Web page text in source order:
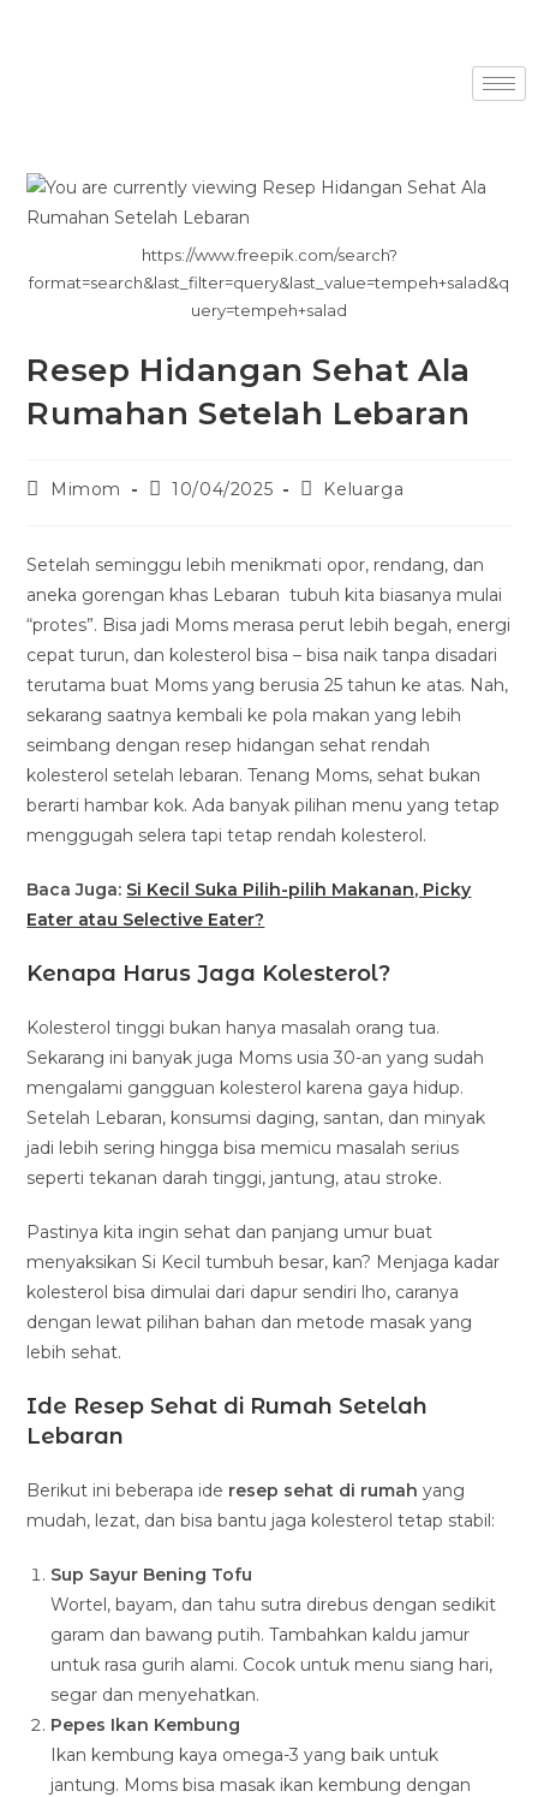
https://www.freepik.com/search?
format=search&last_filter=query&last_value=tempeh+salad&q
uery=tempeh+salad
Resep Hidangan Sehat Ala
Rumahan Setelah Lebaran
Mimom 10/04/2025 Keluarga
Setelah seminggu lebih menikmati opor, rendang, dan
aneka gorengan khas Lebaran tubuh kita biasanya mulai
“protes”. Bisa jadi Moms merasa perut lebih begah, energi
cepat turun, dan kolesterol bisa – bisa naik tanpa disadari
terutama buat Moms yang berusia 25 tahun ke atas. Nah,
sekarang saatnya kembali ke pola makan yang lebih
seimbang dengan resep hidangan sehat rendah
kolesterol setelah lebaran. Tenang Moms, sehat bukan
berarti hambar kok. Ada banyak pilihan menu yang tetap
menggugah selera tapi tetap rendah kolesterol.
Baca Juga: Si Kecil Suka Pilih-pilih Makanan, Picky
Eater atau Selective Eater?
Kenapa Harus Jaga Kolesterol?
Kolesterol tinggi bukan hanya masalah orang tua.
Sekarang ini banyak juga Moms usia 30-an yang sudah
mengalami gangguan kolesterol karena gaya hidup.
Setelah Lebaran, konsumsi daging, santan, dan minyak
jadi lebih sering hingga bisa memicu masalah serius
seperti tekanan darah tinggi, jantung, atau stroke.
Pastinya kita ingin sehat dan panjang umur buat
menyaksikan Si Kecil tumbuh besar, kan? Menjaga kadar
kolesterol bisa dimulai dari dapur sendiri lho, caranya
dengan lewat pilihan bahan dan metode masak yang
lebih sehat.
Ide Resep Sehat di Rumah Setelah
Lebaran
Berikut ini beberapa ide resep sehat di rumah yang
mudah, lezat, dan bisa bantu jaga kolesterol tetap stabil:
Sup Sayur Bening Tofu
Wortel, bayam, dan tahu sutra direbus dengan sedikit
garam dan bawang putih. Tambahkan kaldu jamur
untuk rasa gurih alami. Cocok untuk menu siang hari,
segar dan menyehatkan.
Pepes Ikan Kembung
Ikan kembung kaya omega-3 yang baik untuk
jantung. Moms bisa masak ikan kembung dengan